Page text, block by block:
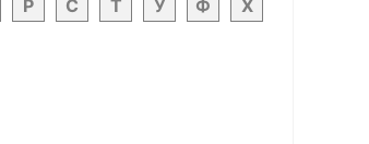
Р С Т У Ф Х